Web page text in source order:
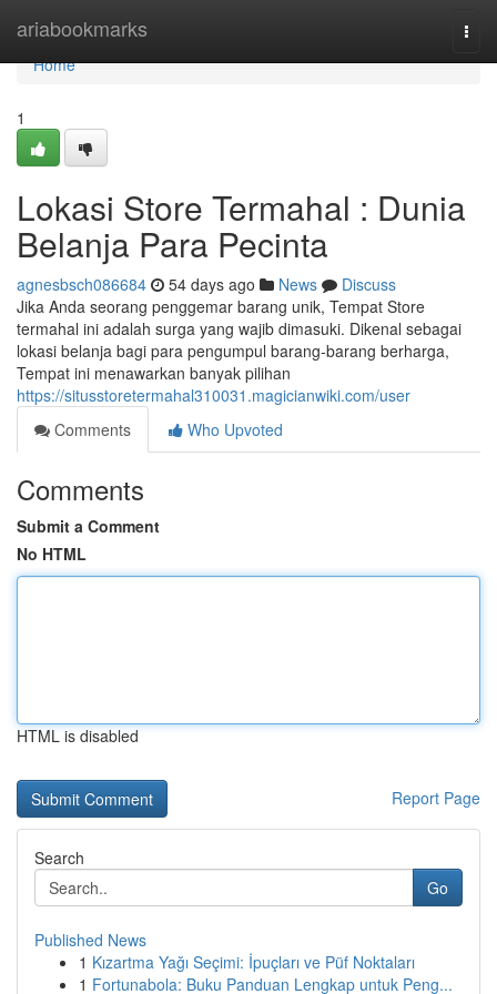
ariabookmarks
Home
Home
1
Lokasi Store Termahal : Dunia
Belanja Para Pecinta
agnesbsch086684 54 days ago News
Discuss
Jika Anda seorang penggemar barang unik, Tempat Store
termahal ini adalah surga yang wajib dimasuki. Dikenal sebagai
lokasi belanja bagi para pengumpul barang-barang berharga,
Tempat ini menawarkan banyak pilihan
https://situsstoretermahal310031.magicianwiki.com/user
Comments
Who Upvoted
Comments
Submit a Comment
No HTML
HTML is disabled
Report Page
Search
Go
Published News
1 Kızartma Yağı Seçimi: İpuçları ve Püf Noktaları
1 Fortunabola: Buku Panduan Lengkap untuk Peng...